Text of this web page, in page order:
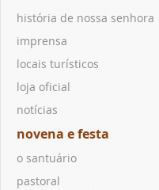
história de nossa senhora
imprensa
locais turísticos
loja oficial
notícias
novena e festa
o santuário
pastoral